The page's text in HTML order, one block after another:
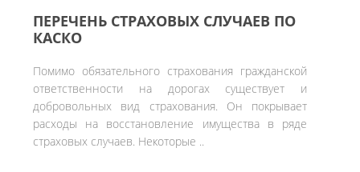
ПЕРЕЧЕНЬ СТРАХОВЫХ СЛУЧАЕВ ПО
КАСКО
Помимо обязательного страхования гражданской
ответственности на дорогах существует и
добровольных вид страхования. Он покрывает
расходы на восстановление имущества в ряде
страховых случаев. Некоторые ..